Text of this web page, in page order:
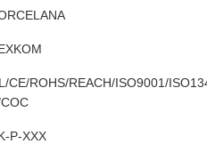
CE/ROHS/REACH/ISO9001/
P-XXX